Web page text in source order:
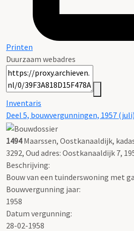
Printen
Duurzaam webadres
Inventaris
Deel 5, bouwvergunningen, 1957
1494Maarssen, Oostkanaaldijk,
3292, Oud adres: Oostkanaaldijk 7,
Beschrijving:
Bouw van een tuinderswoning met
Bouwvergunning jaar:
1958
Datum vergunning:
28-02-1958